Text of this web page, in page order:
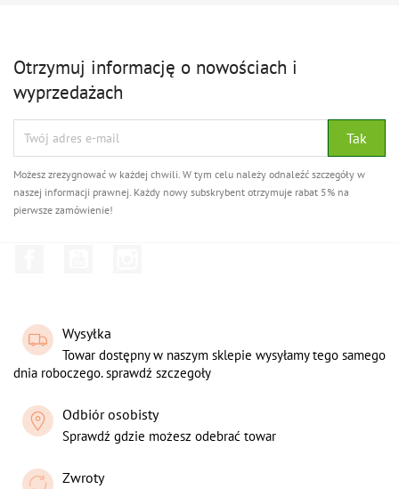
Otrzymuj informację o nowościach i
wyprzedażach
Możesz zrezygnować w każdej chwili. W tym celu należy odnaleźć szczegóły w
naszej informacji prawnej. Każdy nowy subskrybent otrzymuje rabat 5% na
pierwsze zamówienie!
Wysyłka
Towar dostępny w naszym sklepie wysyłamy tego samego
dnia roboczego. sprawdź szczegoły
Odbiór osobisty
Sprawdź gdzie możesz odebrać towar
Zwroty